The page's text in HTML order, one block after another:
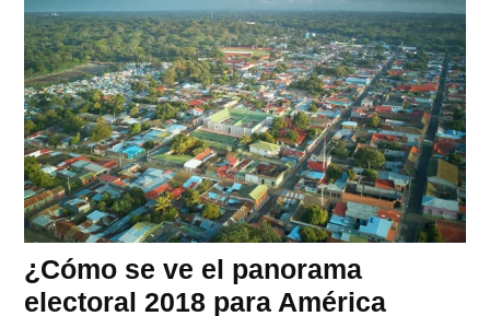
¿Cómo se ve el panorama
electoral 2018 para América